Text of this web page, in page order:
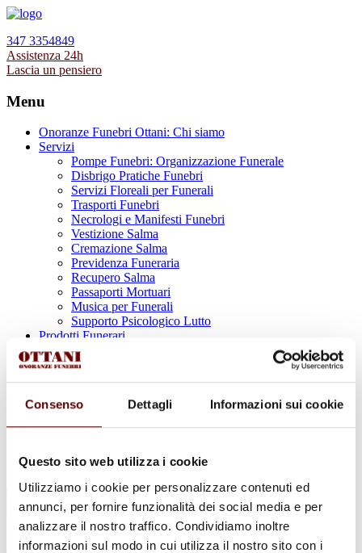
Consenso Dettagli Informazioni sui cookie
Questo sito web utilizza i cookie
Utilizziamo i cookie per personalizzare contenuti ed
annunci, per fornire funzionalità dei social media e per
analizzare il nostro traffico. Condividiamo inoltre
informazioni sul modo in cui utilizza il nostro sito con i
347 3354849
Assistenza 24h
Lascia un pensiero
Menu
Onoranze Funebri Ottani: Chi siamo
Servizi
Pompe Funebri: Organizzazione Funerale
Disbrigo Pratiche Funebri
Servizi Floreali per Funerali
Trasporti Funebri
Necrologi e Manifesti Funebri
Vestizione Salma
Cremazione Salma
Previdenza Funeraria
Recupero Salma
Passaporti Mortuari
Musica per Funerali
Supporto Psicologico Lutto
Prodotti Funerari
Lapidi, Lastre tombali e Monumenti Funerari
Urne Cinerarie
Allestimento Funebre
In caso di decesso
Necrologi
Info e Contatti
Cerca
per: